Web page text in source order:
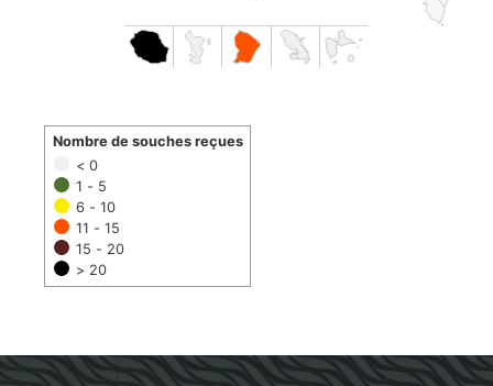
< 0
1 - 5
6 - 10
11 - 15
15 - 20
> 20
Nombre de souches reçues